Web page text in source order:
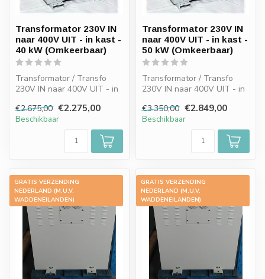
Transformator 230V IN
naar 400V UIT - in kast -
40 kW (Omkeerbaar)
Transformator / Transfo
230V IN naar 400V UIT - in
€2.675,00 €2.275,00
Beschikbaar
Transformator 230V IN
naar 400V UIT - in kast -
50 kW (Omkeerbaar)
Transformator / Transfo
230V IN naar 400V UIT - in
€3.350,00 €2.849,00
Beschikbaar
GRATIS VERZENDING
NEDERLAND (M.U.V.
WADDENEILANDEN)
-15%
GRATIS VERZENDING
NEDERLAND (M.U.V.
WADDENEILANDEN)
-16%